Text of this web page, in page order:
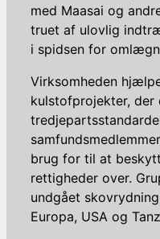
med Maasai og
truet af ulovlig
i spidsen for
Virksomheden
kulstofprojekter,
brug for til at
rettigheder over.
undgået
Europa, USA og